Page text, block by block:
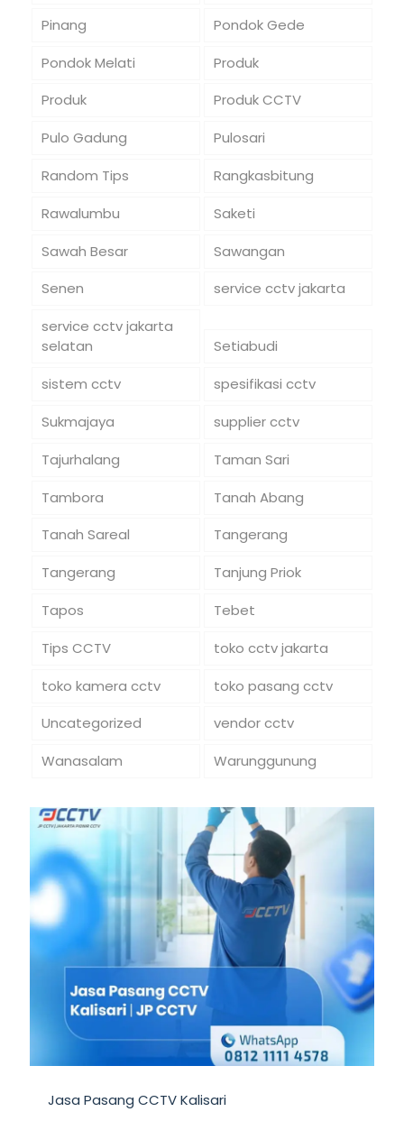
Pinang
Pondok Gede
Pondok Melati
Produk
Produk
Produk CCTV
Pulo Gadung
Pulosari
Random Tips
Rangkasbitung
Rawalumbu
Saketi
Sawah Besar
Sawangan
Senen
service cctv jakarta
service cctv jakarta
selatan
Setiabudi
sistem cctv
spesifikasi cctv
Sukmajaya
supplier cctv
Tajurhalang
Taman Sari
Tambora
Tanah Abang
Tanah Sareal
Tangerang
Tangerang
Tanjung Priok
Tapos
Tebet
Tips CCTV
toko cctv jakarta
toko kamera cctv
toko pasang cctv
Uncategorized
vendor cctv
Wanasalam
Warunggunung
Jasa Pasang CCTV Kalisari